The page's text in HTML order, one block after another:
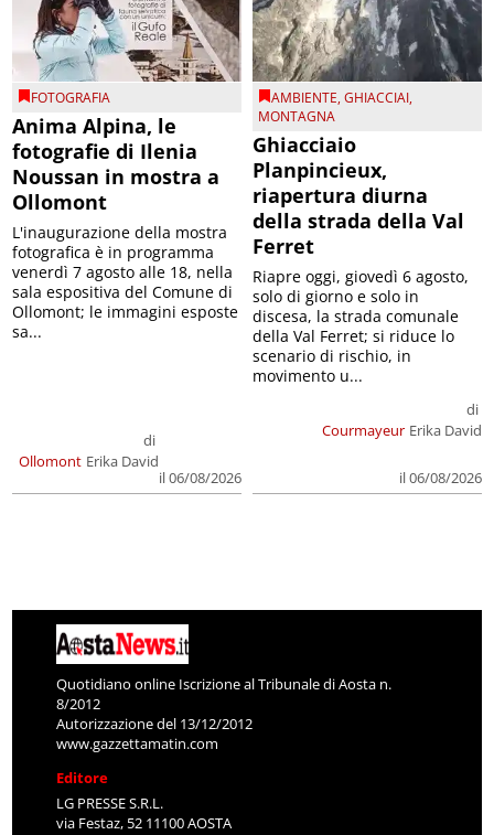
FOTOGRAFIA
Anima Alpina, le
fotografie di Ilenia
Noussan in mostra a
Ollomont
Ollomont
di
Erika David
il 06/08/2026
L'inaugurazione della mostra
fotografica è in programma
venerdì 7 agosto alle 18, nella
sala espositiva del Comune di
Ollomont; le immagini esposte
sa...
AMBIENTE,GHIACCIAI,
MONTAGNA
Ghiacciaio
Planpincieux,
riapertura diurna
della strada della Val
Ferret
Courmayeur
di
Erika David
il 06/08/2026
Riapre oggi, giovedì 6 agosto,
solo di giorno e solo in
discesa, la strada comunale
della Val Ferret; si riduce lo
scenario di rischio, in
movimento u...
Quotidiano online Iscrizione al Tribunale di Aosta n.
8/2012
Autorizzazione del 13/12/2012
www.gazzettamatin.com
Editore
LG PRESSE S.R.L.
via Festaz, 52 11100 AOSTA